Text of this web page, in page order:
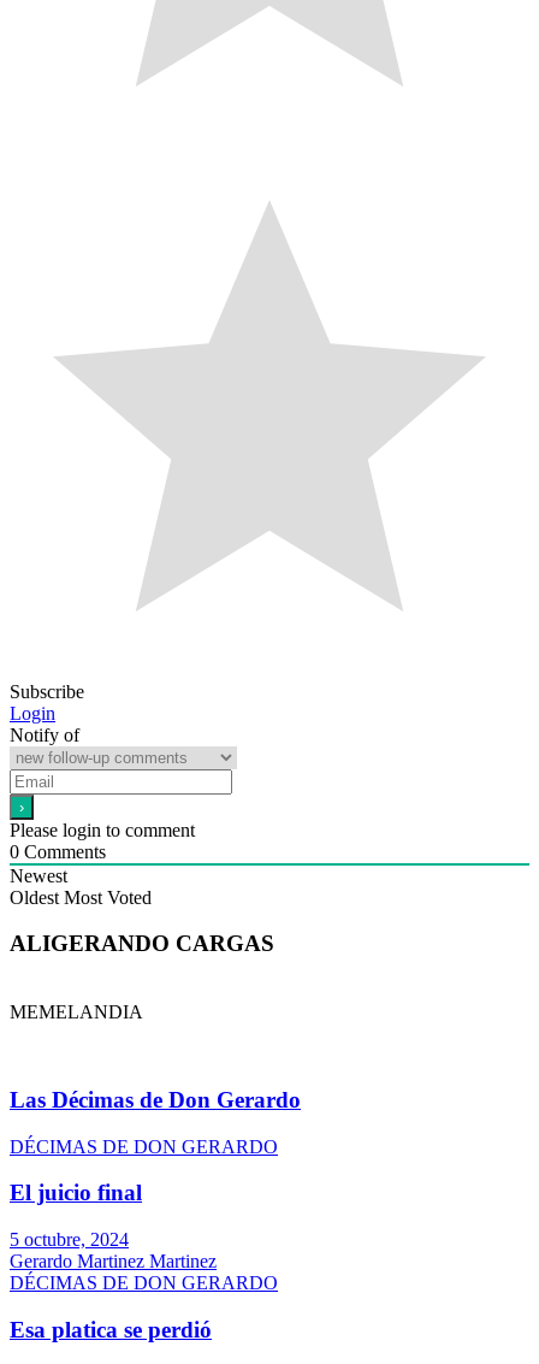
Subscribe
Login
Notify of
Please login to comment
0 Comments
Newest
Oldest Most Voted
ALIGERANDO CARGAS
MEMELANDIA
Las Décimas de Don Gerardo
DÉCIMAS DE DON GERARDO
El juicio final
5 octubre, 2024
Gerardo Martinez Martinez
DÉCIMAS DE DON GERARDO
Esa platica se perdió